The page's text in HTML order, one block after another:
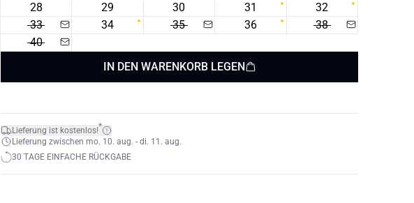
28 29 30 31
32
33
34 35 36
38
40
IN DEN WARENKORB LEGEN
Lieferung ist kostenlos!*
Lieferung zwischen mo. 10. aug. - di. 11. aug.
30 TAGE EINFACHE RÜCKGABE